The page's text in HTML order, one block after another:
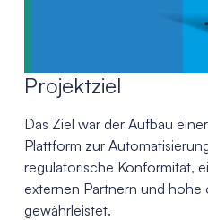
Projektziel
Das Ziel war der Aufbau
Plattform zur
regulatorische Konformität,
externen Partnern und hohe
gewährleistet.